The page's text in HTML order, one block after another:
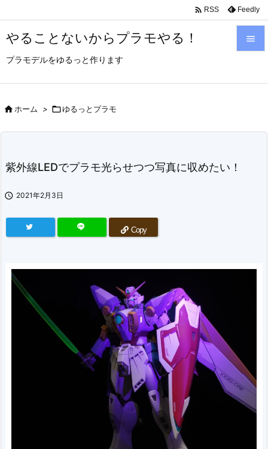
やることないからプラモやる！
プラモデルをゆるっと作ります

 RSS Feedly
ホーム > ゆるっとプラモ
紫外線LEDでプラモ光らせつつ写真に収めたい！
 2021年2月3日
Copy